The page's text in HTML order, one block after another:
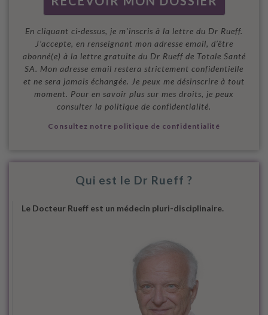
En cliquant ci-dessus, je m'inscris à la lettre du Dr Rueff.
J’accepte, en renseignant mon adresse email, d’être
abonné(e) à la lettre gratuite du Dr Rueff de Totale Santé
SA. Mon adresse email restera strictement confidentielle
et ne sera jamais échangée. Je peux me désinscrire à tout
moment. Pour en savoir plus sur mes droits, je peux
consulter la politique de confidentialité.
Consultez notre politique de confidentialité
Qui est le Dr Rueff ?
Le Docteur Rueff est un médecin pluri-disciplinaire.